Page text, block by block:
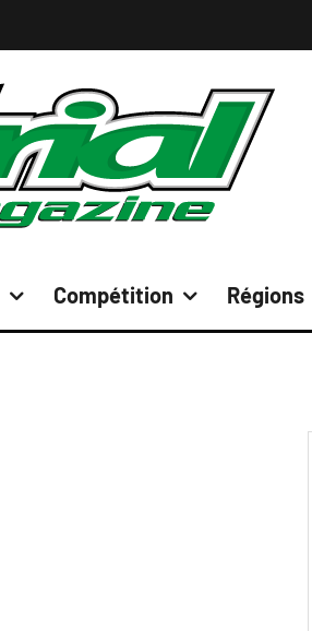
Compétition Régions